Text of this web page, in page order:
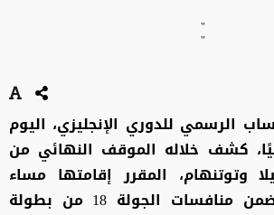
"
"
الرسمي للدوري الإنجليزي، اليوم
كشف خلاله الموقف النهائي من
وتوتنهام، المقرر إقامتها مساء
الأربعاء المقبل، ضمن منافسات الجولة 18 من بطولة